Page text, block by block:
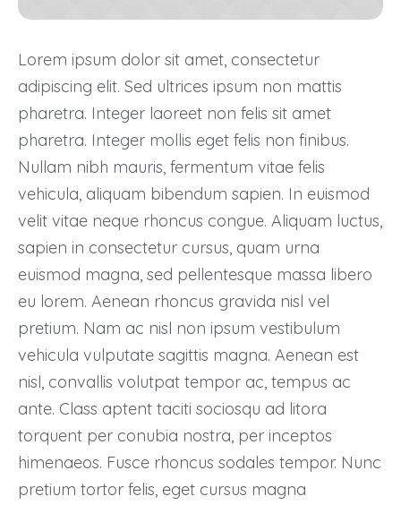
Lorem ipsum dolor sit amet, consectetur
adipiscing elit. Sed ultrices ipsum non mattis
pharetra. Integer laoreet non felis sit amet
pharetra. Integer mollis eget felis non finibus.
Nullam nibh mauris, fermentum vitae felis
vehicula, aliquam bibendum sapien. In euismod
velit vitae neque rhoncus congue. Aliquam luctus,
sapien in consectetur cursus, quam urna
euismod magna, sed pellentesque massa libero
eu lorem. Aenean rhoncus gravida nisl vel
pretium. Nam ac nisl non ipsum vestibulum
vehicula vulputate sagittis magna. Aenean est
nisl, convallis volutpat tempor ac, tempus ac
ante. Class aptent taciti sociosqu ad litora
torquent per conubia nostra, per inceptos
himenaeos. Fusce rhoncus sodales tempor. Nunc
pretium tortor felis, eget cursus magna